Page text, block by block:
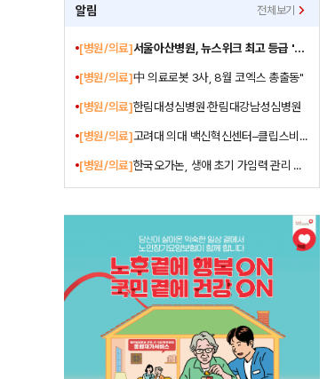
알림 전체보기
[병원/의료] 서울아산병원, 뉴스위크 최고 등급 '나뭇잎 5개' 받아
[병원/의료]中 의료로봇 3사, 8월 코엑스 총출동"
[병원/의료]한림대성심병원·한림대강남성심병원
[병원/의료] 고려대 의대 백신혁신센터–클립스비엔씨㈜ 업무협약 체결
[병원/의료] 한국오가논, 생애 초기 가임력 관리 중요성 알린다